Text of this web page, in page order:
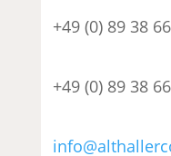
+49 (0) 89 38
+49 (0) 89 38